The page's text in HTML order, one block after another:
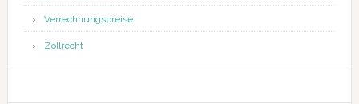
Verrechnungspreise
Zollrecht